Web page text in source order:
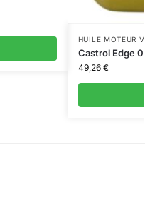
HUILE MOTEUR
Castrol Edge
49,26 €